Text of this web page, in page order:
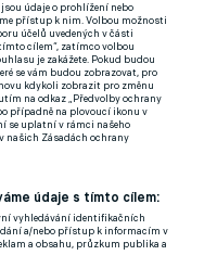
údaje o prohlížení nebo
přístup k nim. Volbou možnosti
účelů uvedených v části
cílem“, zatímco volbou
je zakážete. Pokud budou
se vám budou zobrazovat, pro
kdykoli zobrazit pro změnu
na odkaz „Předvolby ochrany
případně na plovoucí ikonu v
se uplatní v rámci našeho
našich Zásadách ochrany
údaje s tímto cílem:
vyhledávání identifikačních
a/nebo přístup k informacím v
a obsahu, průzkum publika a